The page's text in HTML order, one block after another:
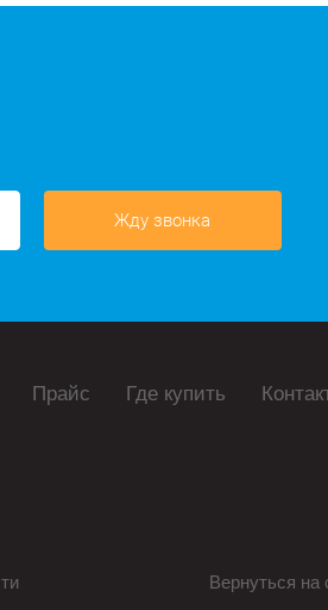
Жду звонка
Прайс Где купить
Вернуться на